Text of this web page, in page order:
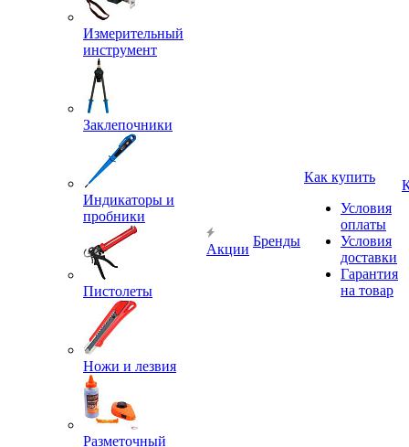
Измерительный
инструмент
Заклепочники
Индикаторы и
пробники
Пистолеты
Ножи и лезвия
Разметочный
Акции
Бренды
Как купить
Условия
оплаты
Условия
доставки
Гарантия
на товар